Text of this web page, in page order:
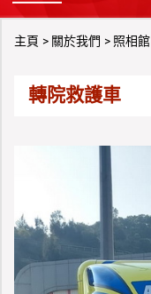
主頁 關於我們 照相館
轉院救護車